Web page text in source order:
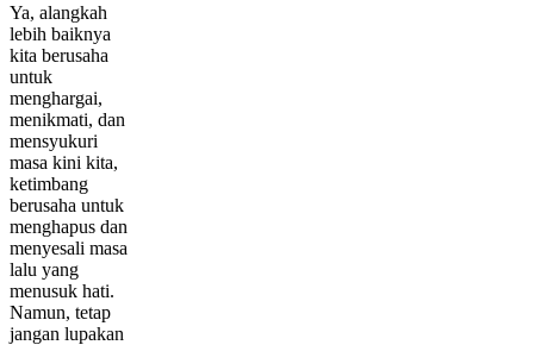
Ya, alangkah
lebih baiknya
kita berusaha
untuk
menghargai,
menikmati, dan
mensyukuri
masa kini kita,
ketimbang
berusaha untuk
menghapus dan
menyesali masa
lalu yang
menusuk hati.
Namun, tetap
jangan lupakan